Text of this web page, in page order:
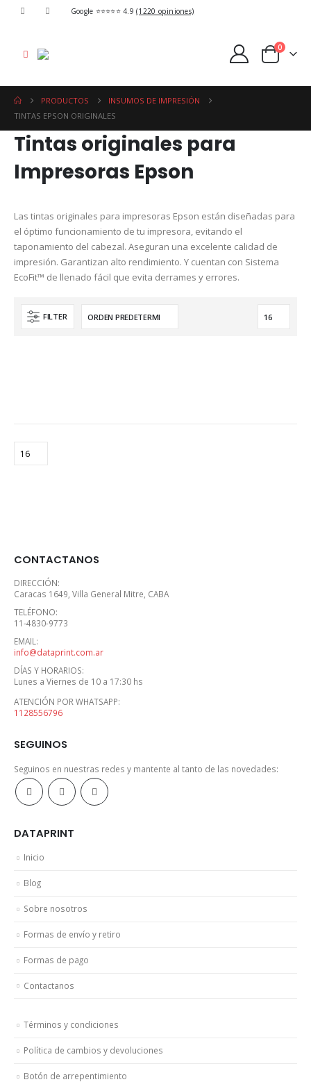
Google ⭐⭐⭐⭐⭐ 4.9(1220 opiniones)
0
PRODUCTOS
INSUMOS DE IMPRESIÓN
TINTAS EPSON ORIGINALES
Tintas originales para
Impresoras Epson
Las tintas originales para impresoras Epson están diseñadas para
el óptimo funcionamiento de tu impresora, evitando el
taponamiento del cabezal. Aseguran una excelente calidad de
impresión. Garantizan alto rendimiento. Y cuentan con Sistema
EcoFit™ de llenado fácil que evita derrames y errores.
FILTER
CONTACTANOS
DIRECCIÓN:
Caracas 1649, Villa General Mitre, CABA
TELÉFONO:
11-4830-9773
EMAIL:
info@dataprint.com.ar
DÍAS Y HORARIOS:
Lunes a Viernes de 10 a 17:30 hs
ATENCIÓN POR WHATSAPP:
1128556796
SEGUINOS
Seguinos en nuestras redes y mantente al tanto de las novedades:
DATAPRINT
Inicio
Blog
Sobre nosotros
Formas de envío y retiro
Formas de pago
Contactanos
Términos y condiciones
Política de cambios y devoluciones
Botón de arrepentimiento